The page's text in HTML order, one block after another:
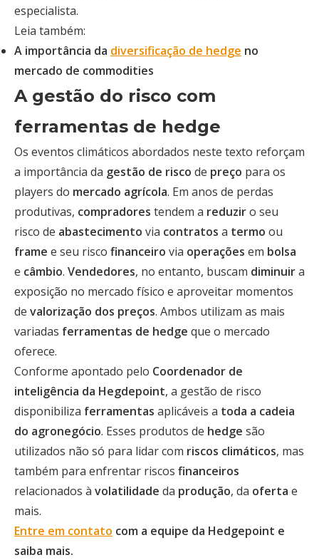
especialista.
Leia também:
A importância da diversificação de hedge no
mercado de commodities
A gestão do risco com
ferramentas de hedge
Os eventos climáticos abordados neste texto reforçam
a importância da gestão de risco de preço para os
players do mercado agrícola. Em anos de perdas
produtivas, compradores tendem a reduziro seu
risco de abastecimento via contratos a termo ou
frame e seu risco financeiro via operações em bolsa
e câmbio. Vendedores, no entanto, buscam diminuira
exposição no mercado físico e aproveitar momentos
de valorização dos preços. Ambos utilizam as mais
variadas ferramentas de hedge que o mercado
oferece.
Conforme apontado pelo Coordenador de
inteligência da Hegdepoint, a gestão de risco
disponibiliza ferramentas aplicáveis a toda a cadeia
do agronegócio. Esses produtos de hedge são
utilizados não só para lidar com riscos climáticos, mas
também para enfrentar riscos financeiros
relacionados à volatilidade da produção, da oferta e
mais.
Entre em contato com a equipe da Hedgepoint e
saiba mais.